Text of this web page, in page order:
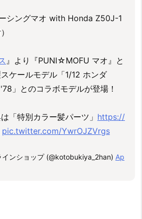
シングマオ with Honda Z50J-1
』より『PUNI☆MOFU マオ』と
ケールモデル「1/12 ホンダ
」とのコラボモデルが登場！
「特別カラー髪パーツ」 https://
pic.twitter.com/YwrOJZVrgs
ンショップ (@kotobukiya_2han) Ap